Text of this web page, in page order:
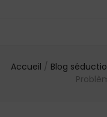
Accueil / Blog